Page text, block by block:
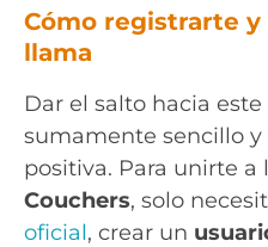
Cómo registrarte
llama
Dar el salto hacia
sumamente sencillo
positiva. Para unirte a
Couchers, solo
oficial, crear un